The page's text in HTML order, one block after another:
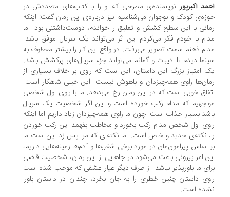
اکبرپور نویسنده‌ی مطرحی که او را با کتاب‌های متعددش در
کودک و نوجوان می‌شناسیم نیز درباره‌ی این رمان گفت: اینکه
با این سطح کشش و تعلیق را خواندم، دوست‌داشتنی بود. اما
با خودم فکر می‌کردم این اثر می‌تواند یک سریال موفق باشد.
ذهنم سمت تصویر می‌رفت. در واقع این کار را بیشتر معطوف به
دیدم تا ادیبات و گمانم می‌تواند جزء سریال‌های پرکشش باشد.
امتیاز بزرگ این داستان، این است که راوی بر خلاف بسیاری از
راوی همه‌چیزدان و باهوش نیست. این خیلی شاهکار است.
خوبی است که در این رمان رخ می‌دهد. ما با راوی اول شخصی
که مدام رکب خورده است و این اگر شخصیت یک سریال
بسیار جذاب است. چون ما راوی همه‌چیزدان زیاد داریم اما اینکه
اول شخص مدام رکب بخورد و مخاطب بفهمد این رکب خوردن
نکته‌ی جدید و خاص است. اما نکته‌ای که مرا پس زد این است ما
اساس پیرامون‌مان در مورد برخی شغل‌ها و آدم‌ها زمینه‌هایی داریم،
امر بیرونی باعث می‌شود در جاهایی از این رمان، شخصیت قاضی
ما باورپذیر نباشد. از طرف دیگر عیار عشقی که موجب شده است
داستان چنین خطری را به جان بخرد، چندان در داستان باورا
است.